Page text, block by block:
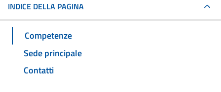
INDICE DELLA PAGINA
Competenze
Sede principale
Contatti